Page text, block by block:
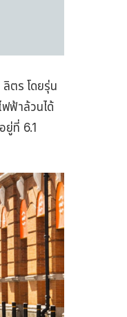
ลิตร โดยรุ่น
ฟ้าล้วนได้
ยู่ที่ 6.1